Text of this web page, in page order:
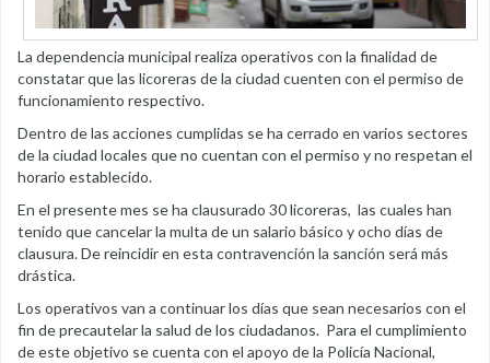
La dependencia municipal realiza operativos con la finalidad de
constatar que las licoreras de la ciudad cuenten con el permiso de
funcionamiento respectivo.
Dentro de las acciones cumplidas se ha cerrado en varios sectores
de la ciudad locales que no cuentan con el permiso y no respetan el
horario establecido.
En el presente mes se ha clausurado 30 licoreras, las cuales han
tenido que cancelar la multa de un salario básico y ocho días de
clausura. De reincidir en esta contravención la sanción será más
drástica.
Los operativos van a continuar los días que sean necesarios con el
fin de precautelar la salud de los ciudadanos. Para el cumplimiento
de este objetivo se cuenta con el apoyo de la Policía Nacional,